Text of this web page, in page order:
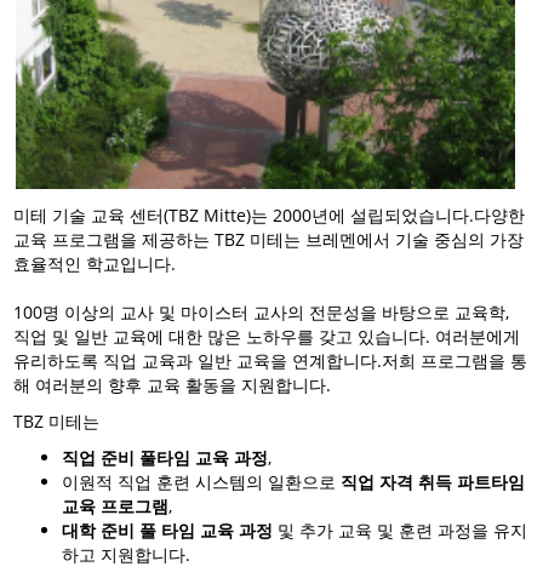
미테 기술 교육 센터(TBZ Mitte)는 2000년에 설립되었습니다.다양한
교육 프로그램을 제공하는 TBZ 미테는 브레멘에서 기술 중심의 가장
효율적인 학교입니다.
100명 이상의 교사 및 마이스터 교사의 전문성을 바탕으로 교육학,
직업 및 일반 교육에 대한 많은 노하우를 갖고 있습니다. 여러분에게
유리하도록 직업 교육과 일반 교육을 연계합니다.저희 프로그램을 통
해 여러분의 향후 교육 활동을 지원합니다.
TBZ 미테는
직업 준비 풀타임 교육 과정,
이원적 직업 훈련 시스템의 일환으로 직업 자격 취득 파트타임
교육 프로그램,
대학 준비 풀 타임 교육 과정 및 추가 교육 및 훈련 과정을 유지
하고 지원합니다.